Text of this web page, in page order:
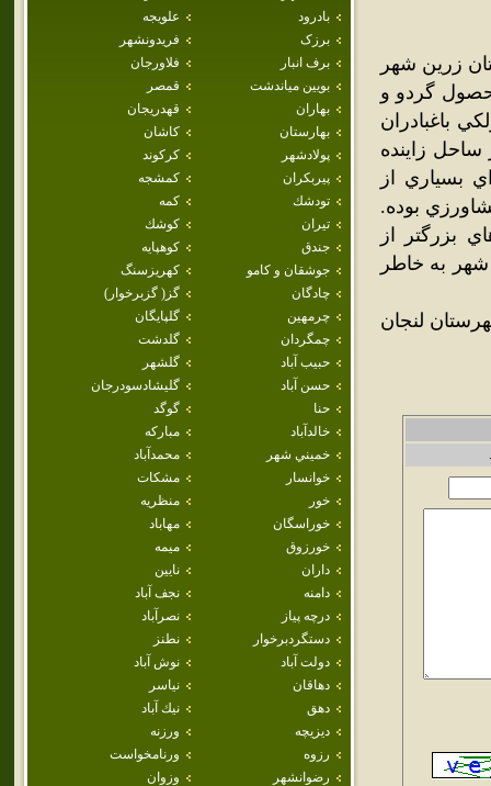
بادرود
علويجه
برزک
فريدونشهر
برف انبار
فلاورجان
بويين مياندشت
قمصر
بهاران
قهدريجان
بهارستان
كاشان
پولادشهر
كركوند
پيربكران
كمشجه
تودشك
كمه
تيران
كوشك
جندق
كوهپايه
جوشقان و كامو
كهريزسنگ
چادگان
گز( گزبرخوار)
چرمهين
گلپايگان
چمگردان
گلدشت
حبيب آباد
گلشهر
حسن آباد
گليشادسودرجان
حنا
گوگد
خالدآباد
مباركه
خميني شهر
محمدآباد
خوانسار
مشكات
خور
منظريه
خوراسگان
مهاباد
خورزوق
ميمه
داران
نايين
دامنه
نجف آباد
درچه پياز
نصرآباد
دستگردبرخوار
نطنز
دولت آباد
نوش آباد
دهاقان
نياسر
دهق
نيك آباد
ديزيچه
ورزنه
رزوه
ورنامخواست
رضوانشهر
وزوان
زرين شهر
گردو و
باغبادران
زاينده
بسياري از
بوده.
بزرگتر از
به خاطر
بهادران شهرستان لنجان